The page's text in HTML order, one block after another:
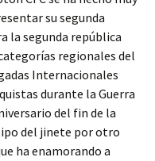
su segunda
la segunda república
regionales del
Internacionales
durante la Guerra
del fin de la
del jinete por otro
ha enamorando a